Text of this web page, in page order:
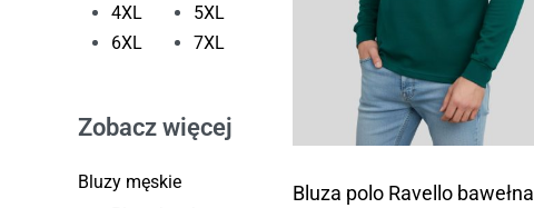
4XL
5XL
6XL
7XL
Zobacz więcej
Bluzy męskie
Bluza polo Ravello bawełna